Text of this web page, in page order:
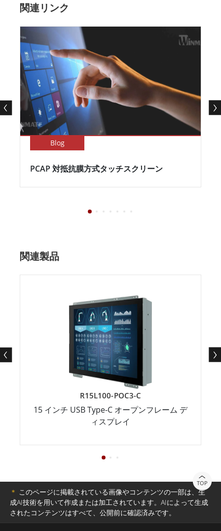
関連リンク
Blog
PCAP 対抵抗膜方式タッチスクリーン
関連製品
R15L100-POC3-C
15 インチ USB Type-C オープンフレーム デ
ィスプレイ
TOP
＊ このページに掲載されている画像やコンテンツの一部は、生
成AI技術を用いて作成または加工されています。AIによって生成
されたコンテンツはすべて、公開前に確認済みです。